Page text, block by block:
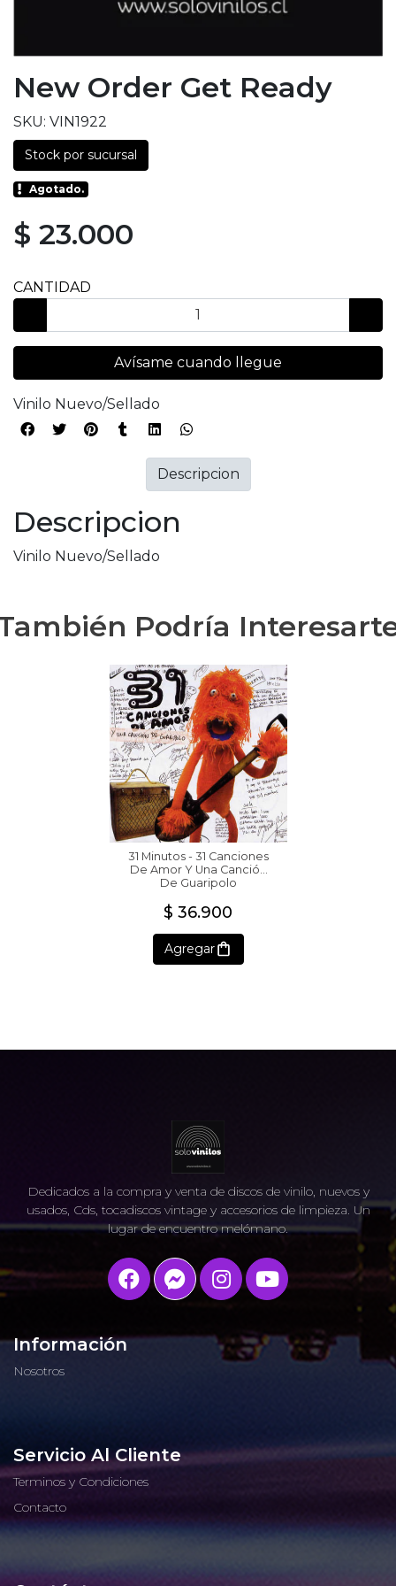
New Order Get Ready
SKU: VIN1922
Stock por sucursal
Agotado.
$ 23.000
CANTIDAD
Avísame cuando llegue
Vinilo Nuevo/Sellado
Descripcion
Vinilo Nuevo/Sellado
Descripcion
Podría
31 Minutos - 31 Canciones
De Amor Y Una Canción
De Guaripolo
$ 36.900
Agregar
Dedicados a la compra y venta de discos de vinilo, nuevos y
usados, Cds, tocadiscos vintage y accesorios de limpieza. Un
lugar de encuentro melómano.
Información
Nosotros
Servicio Al Cliente
Terminos y Condiciones
Contacto